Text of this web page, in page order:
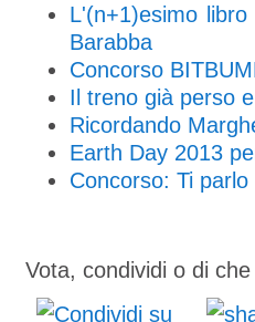
L'(n+1)esimo
Barabba
Concorso
Il treno già perso
Ricordando
Earth Day 2013
Concorso: Ti
Vota, condividi o di